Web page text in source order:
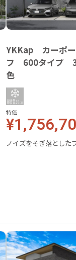
YKKap カーポ
フ 600タイプ
色
特価
ノイズをそぎ落とした